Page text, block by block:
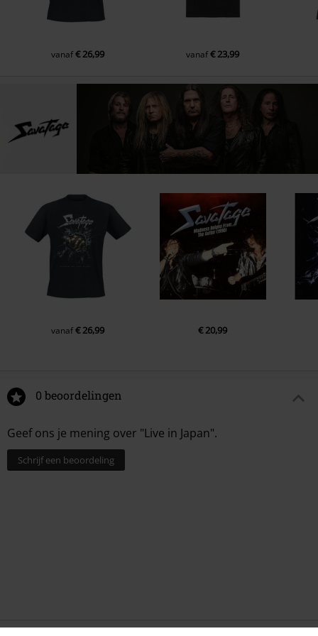
vanaf€ 26,99 vanaf€ 23,99
vanaf€ 26,99 € 20,99
0 beoordelingen
Geef ons je mening over "Live in Japan".
Schrijf een beoordeling